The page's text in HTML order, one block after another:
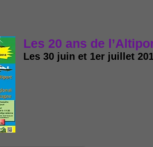
Les 20 ans de
Les 30 juin et 1er juillet